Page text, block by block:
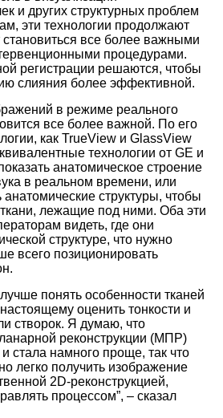
и других структурных проблем
эти технологии продолжают
становиться все более важными
процедурами.
регистрации решаются, чтобы
слияния более эффективной.
в режиме реального
все более важной. По его
как TrueView и GlassView
технологии от GE и
анатомическое строение
в реальном времени, или
структуры, чтобы
лежащие под ними. Оба эти
видеть, где они
структуре, что нужно
всего позиционировать
понять особенности тканей
оценить тонкости и
створок. Я думаю, что
реконструкции (МПР)
стала намного проще, так что
легко получить изображение
2D-реконструкцией,
процессом”, – сказал